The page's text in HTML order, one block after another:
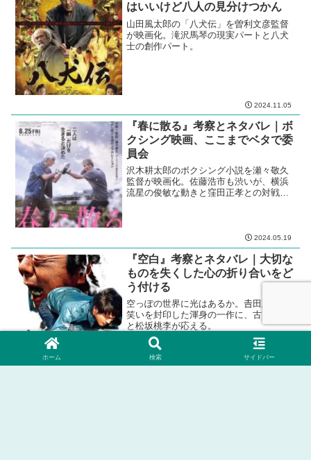
はいいけど八人の見分けつかん
山田風太郎の「八犬伝」を曽利文彦監督
が映画化。滝沢馬琴の現実パートと八犬
士の創作パート。
2024.11.05
『春に散る』考察とネタバレ｜ボ
クシング映画、ここまでベタで委
員会
沢木耕太郎のボクシング小説を瀬々敬久
監督が映画化。佐藤浩市も渋いが、横浜
流星の俊敏な動きと窪田正孝との対戦は
2024.05.19
『空白』考察とネタバレ｜大切な
ものを失くした心の折り合いをど
う付ける
空っぽの世界に光はあるか。𠮷田恵輔が
笑いを封印した渾身の一作に、古田新太
と松坂桃李が応える。
ホーム 検索 サイドバー